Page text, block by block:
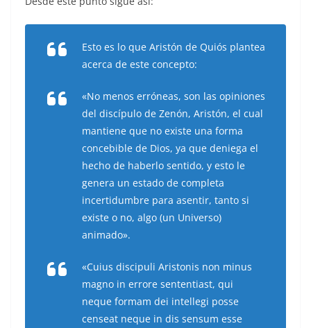
Esto es lo que Aristón de Quiós plantea
acerca de este concepto:
«No menos erróneas, son las opiniones
del discípulo de Zenón, Aristón, el cual
mantiene que no existe una forma
concebible de Dios, ya que deniega el
hecho de haberlo sentido, y esto le
genera un estado de completa
incertidumbre para asentir, tanto si
existe o no, algo (un Universo)
animado».
«Cuius discipuli Aristonis non minus
magno in errore sententiast, qui
neque formam dei intellegi posse
censeat neque in dis sensum esse